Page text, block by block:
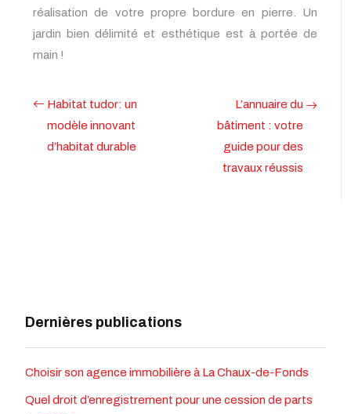
réalisation de votre propre bordure en pierre. Un
jardin bien délimité et esthétique est à portée de
main !
Habitat tudor: un
modèle innovant
d’habitat durable
L’annuaire du
bâtiment : votre
guide pour des
travaux réussis
Dernières publications
Choisir son agence immobilière à La Chaux-de-Fonds
Quel droit d’enregistrement pour une cession de parts